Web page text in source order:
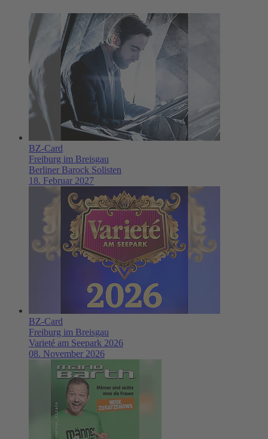
BZ-Card
Freiburg im Breisgau
Berliner Barock Solisten
18. Februar 2027
BZ-Card
Freiburg im Breisgau
Varieté am Seepark 2026
08. November 2026